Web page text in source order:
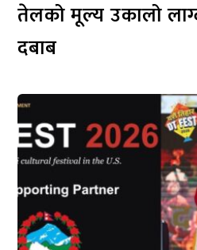
तेलको मूल्य उकालो
दबाब